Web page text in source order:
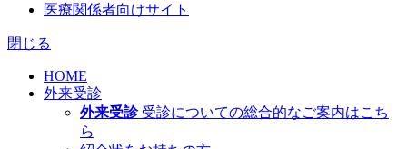
医療関係者向けサイト
閉じる
HOME
外来受診
外来受診 受診についての総合的なご案内はこち
ら